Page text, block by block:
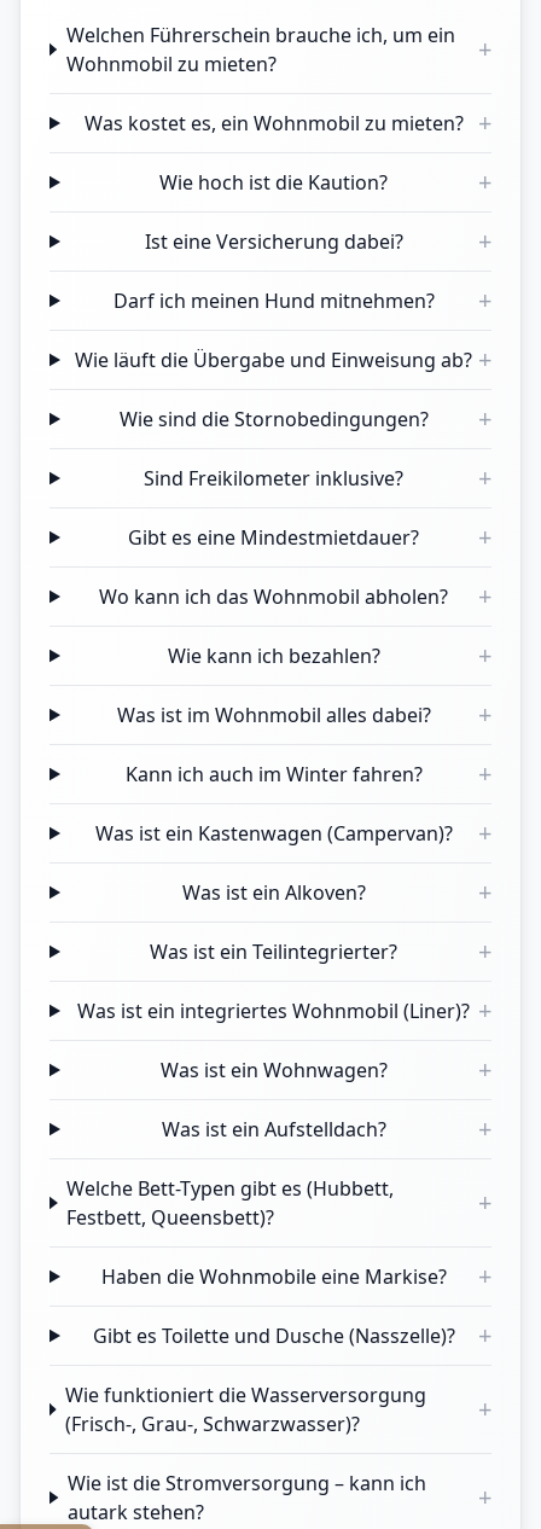
Welchen Führerschein brauche ich, um ein
Wohnmobil zu mieten?
+
Was kostet es, ein Wohnmobil zu mieten? +
Wie hoch ist die Kaution? +
Ist eine Versicherung dabei? +
Darf ich meinen Hund mitnehmen? +
Wie läuft die Übergabe und Einweisung ab? +
Wie sind die Stornobedingungen? +
Sind Freikilometer inklusive? +
Gibt es eine Mindestmietdauer? +
Wo kann ich das Wohnmobil abholen? +
Wie kann ich bezahlen? +
Was ist im Wohnmobil alles dabei? +
Kann ich auch im Winter fahren? +
Was ist ein Kastenwagen (Campervan)? +
Was ist ein Alkoven? +
Was ist ein Teilintegrierter? +
Was ist ein integriertes Wohnmobil (Liner)? +
Was ist ein Wohnwagen? +
Was ist ein Aufstelldach? +
Welche Bett-Typen gibt es (Hubbett,
Festbett, Queensbett)?
+
Haben die Wohnmobile eine Markise? +
Gibt es Toilette und Dusche (Nasszelle)? +
Wie funktioniert die Wasserversorgung
(Frisch-, Grau-, Schwarzwasser)?
+
Wie ist die Stromversorgung – kann ich
autark stehen?
+